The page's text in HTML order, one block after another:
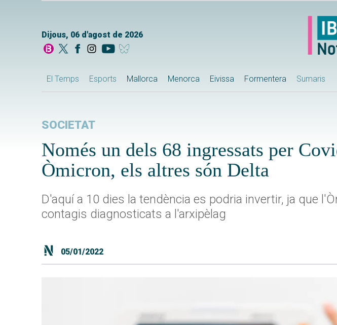
Dijous, 06 d'agost de 2026
El Temps Esports Mallorca Menorca Eivissa Formentera Sumaris
SOCIETAT
Només un dels 68 ingressats per
Òmicron, els altres són Delta
D'aquí a 10 dies la tendència es podria invertir, ja que
contagis diagnosticats a l'arxipèlag
05/01/2022